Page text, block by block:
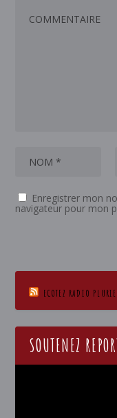
Enregistrer mon
navigateur pour mon
ECOTEZ RADIO
SOUTENEZ